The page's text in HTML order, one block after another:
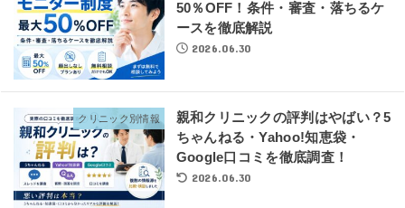
50％OFF！条件・審査・落ちるケ
ースを徹底解説
2026.06.30
クリニック別情報
親和クリニックの評判はやばい？5
ちゃんねる・Yahoo!知恵袋・
Google口コミを徹底調査！
2026.06.30